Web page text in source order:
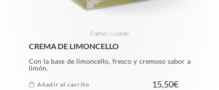
Cremas y Licores
CREMA DE LIMONCELLO
Con la base de limoncello, fresco y cremoso sabor a
limón.
Añadir al carrito 15,50€